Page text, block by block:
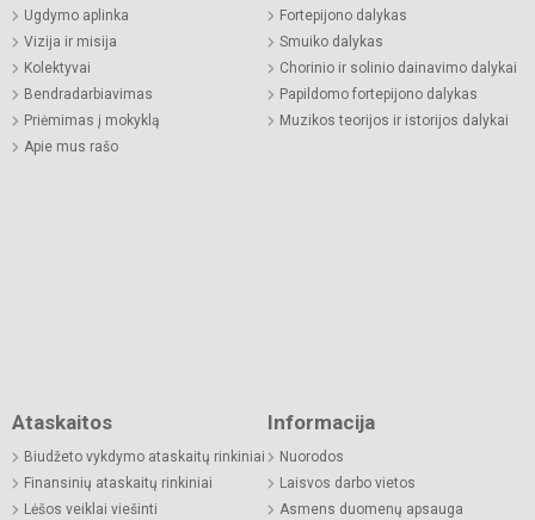
Ugdymo aplinka
Vizija ir misija
Kolektyvai
Bendradarbiavimas
Priėmimas į mokyklą
Apie mus rašo
Fortepijono dalykas
Smuiko dalykas
Chorinio ir solinio dainavimo dalykai
Papildomo fortepijono dalykas
Muzikos teorijos ir istorijos dalykai
Ataskaitos
Biudžeto vykdymo ataskaitų rinkiniai
Finansinių ataskaitų rinkiniai
Lėšos veiklai viešinti
Informacija
Nuorodos
Laisvos darbo vietos
Asmens duomenų apsauga